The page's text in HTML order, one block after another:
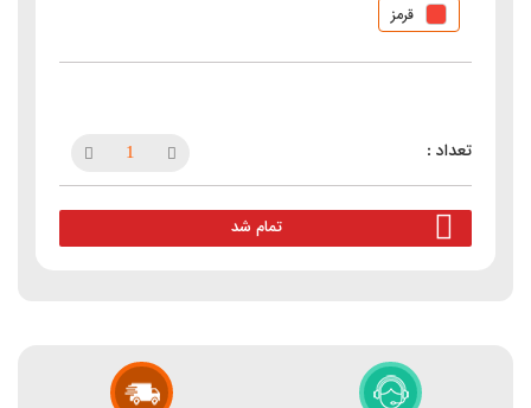
قرمز
تمام شد